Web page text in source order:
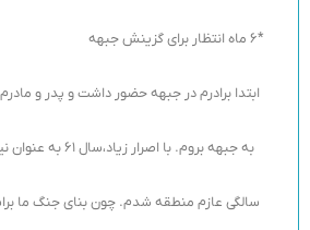
*6 ماه انتظار برای گزینش جبهه
ابتدا برادرم در جبهه حضور داشت و پدر و
سالگی عازم منطقه شدم. چون بنای جنگ ما